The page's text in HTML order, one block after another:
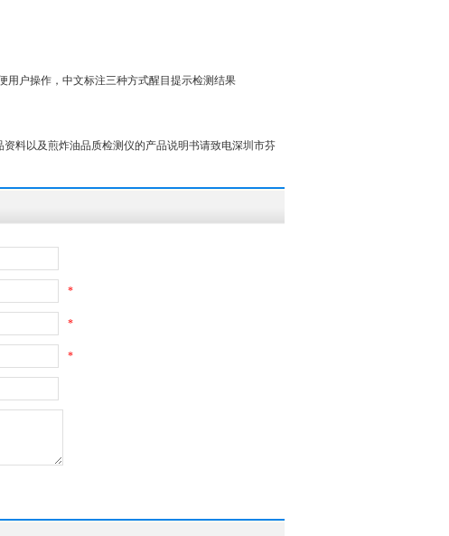
户操作，中文标注三种方式醒目提示检测结果
料以及煎炸油品质检测仪的产品说明书请致电深圳市芬
*
*
*